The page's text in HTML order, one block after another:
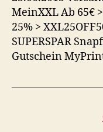
MeinXXL Ab 65€
25% >
SUPERSPAR
Gutschein